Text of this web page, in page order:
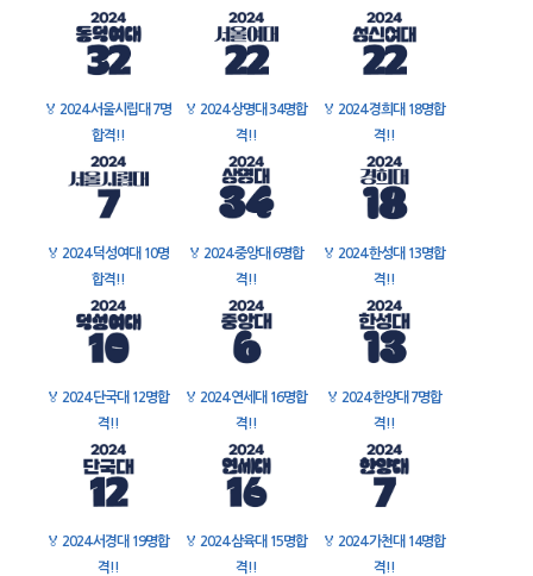
🏅 2024 서울시립대 7명
합격!!
🏅 2024 상명대 34명합
격!!
🏅 2024 경희대 18명합
격!!
🏅 2024 덕성여대 10명
합격!!
🏅 2024 중앙대 6명합
격!!
🏅 2024 한성대 13명합
격!!
🏅 2024 단국대 12명합
격!!
🏅 2024 연세대 16명합
격!!
🏅 2024 한양대 7명합
격!!
🏅 2024 서경대 19명합
격!!
🏅 2024 삼육대 15명합
격!!
🏅 2024 가천대 14명합
격!!